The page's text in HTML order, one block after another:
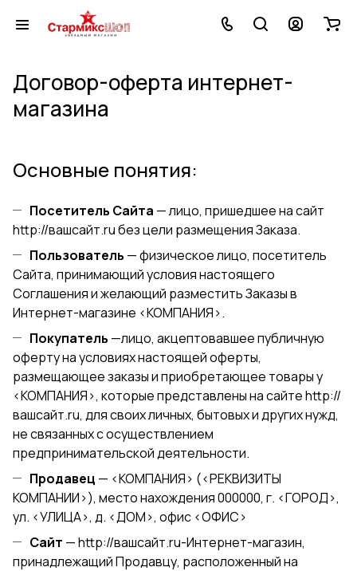
Договор-оферта интернет-
магазина
Основные понятия:
Посетитель Сайта — лицо, пришедшее на сайт
http://вашсайт.ruбез цели размещения Заказа.
Пользователь — физическое лицо, посетитель
Сайта, принимающий условия настоящего
Соглашения и желающий разместить Заказы в
Интернет-магазине <КОМПАНИЯ>.
Покупатель —лицо, акцептовавшее публичную
оферту на условиях настоящей оферты,
размещающее заказы и приобретающее товары у
<КОМПАНИЯ>, которые представлены на сайтеhttp://
вашсайт.ru, для своих личных, бытовых и других нужд,
не связанных с осуществлением
предпринимательской деятельности.
Продавец — <КОМПАНИЯ> (<РЕКВИЗИТЫ
КОМПАНИИ>), место нахождения 000000, г. <ГОРОД>,
ул. <УЛИЦА>, д. <ДОМ>, офис <ОФИС>
Сайт —http://вашсайт.ru-Интернет-магазин,
принадлежащий Продавцу, расположенный на